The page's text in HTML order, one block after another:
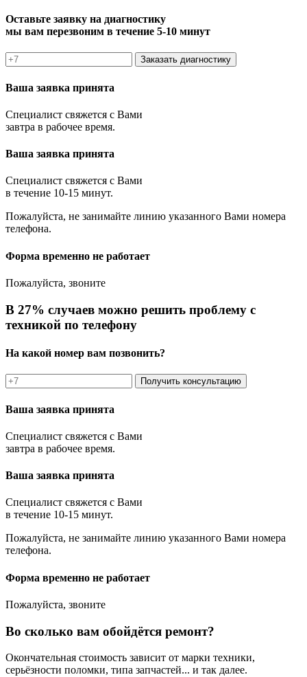
Оставьте заявку на диагностику
мы вам перезвоним в течение 5-10 минут
Заказать диагностику
Ваша заявка принята
Специалист свяжется с Вами
завтра в рабочее время.
Ваша заявка принята
Специалист свяжется с Вами
в течение 10-15 минут.
Пожалуйста, не занимайте линию указанного Вами номера
телефона.
Форма временно не работает
Пожалуйста, звоните
В 27% случаев можно решить проблему с
техникой по телефону
На какой номер вам позвонить?
Получить консультацию
Ваша заявка принята
Специалист свяжется с Вами
завтра в рабочее время.
Ваша заявка принята
Специалист свяжется с Вами
в течение 10-15 минут.
Пожалуйста, не занимайте линию указанного Вами номера
телефона.
Форма временно не работает
Пожалуйста, звоните
Во сколько вам обойдётся ремонт?
Окончательная стоимость зависит от марки техники,
серьёзности поломки, типа запчастей... и так далее.